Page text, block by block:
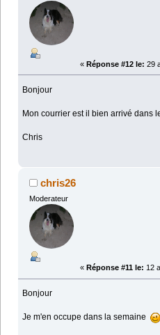
« Réponse #12 le: 29
Bonjour
Mon courrier est il bien arrivé dans
Chris
chris26
Moderateur
« Réponse #11 le: 12
Bonjour
Je m'en occupe dans la semaine